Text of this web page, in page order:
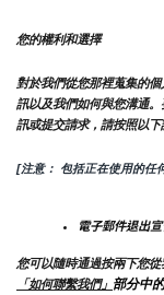
您的權利和選擇
對於我們從您那裡蒐集的
訊以及我們如何與您溝通
訊或提交請求，請按照以下
[注意： 包括正在使用的任
電子郵件退出
您可以隨時通過按兩下您
「如何聯繫我們」 部分中